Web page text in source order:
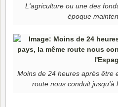
L'agriculture ou une des
époque
Moins de 24 heures après être
route nous conduit jusqu'à